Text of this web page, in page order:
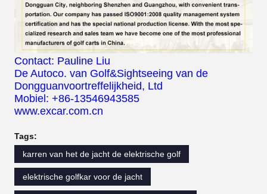
Contact: Pauline Liu
De Autoco. van Golf&Sightseeing van de
Dongguanvoortreffelijkheid, Ltd
Mobiel: +86-13546943585
www.excar.com.cn
Tags:
karren van het de jacht de elektrische golf
elektrische golfkar voor de jacht